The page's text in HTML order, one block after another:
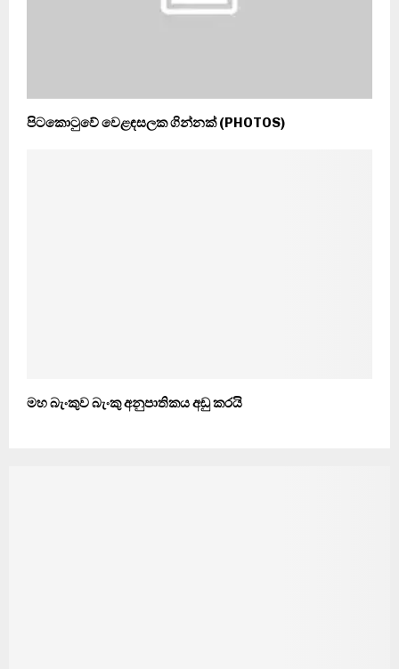
පිටකොටුවේ වෙළඳසලක ගින්නක් (PHOTOS)
මහ බැංකුව බැංකු අනුපාතිකය අඩු කරයි